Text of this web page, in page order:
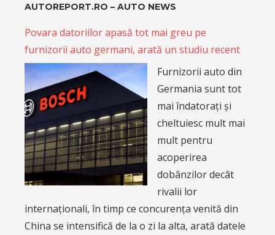
AUTOREPORT.RO – AUTO NEWS
Povara datoriilor apasă tot mai greu pe
furnizorii auto germani, arată un studiu recent
Furnizorii auto din
Germania sunt tot
mai îndatorați și
cheltuiesc mult mai
mult pentru
acoperirea
dobânzilor decât
rivalii lor
internaționali, în timp ce concurența venită din
China se intensifică de la o zi la alta, arată datele